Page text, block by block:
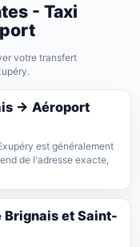
- Taxi
votre transfert
→ Aéroport
est généralement
de l'adresse exacte,
Brignais et Saint-